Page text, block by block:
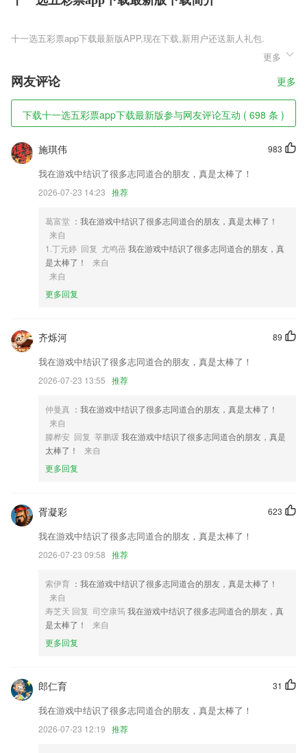
十一选五彩票app下载最新版
十一选五彩票app下载最新版是一款修仙冒险类的仙侠类角色扮演手机游
戏，游戏将为玩家打造一个震撼的游戏场景，丰富的职业体验，你可以选
择任何职业，达成你的修仙路，每天参加各种仙盟大赛，赢取大量的奖
励，还可以提升自己的武器等级，使它有更高的伤害。
十一选五彩票app下载最新版软件特色
1,详细的记录个人的商户信息，便于核对信息，让采购更真实，提高采购
的质量
2,个性化秒表，人性化计时器，精准帮助用户计算时间
3,企业动态展示和公告窗口能发行自己的每日新闻;一个强大的手机端工
4,24小时提供新鲜资讯，实时更新当地热点事件。本地头条是你获取当地
资讯信息的平台。
5,全程隐私保护
6,展现技术和无线通信技术，为用户提供便捷的用车服务。
1.在宝贝听英语单词发音，学习单词卡绘本课程时，爸爸妈妈也可以在
旁，扮演小朋友“词典”的角色，提高小朋友们的学习效率，增进亲子关系
2.个人中心，随时查看
3.”——随时可以找同学、好友、老师发起对弈；也可以随机的找不认识
的学生对弈练手，提升对弈水平。
4.·专注于能力培养，而不只是单一认知
5.供用户在线练习所有题型，一个强大的题库资源，达到心中有数。
十一选五彩票app下载最新版更新了什么?
新增：显示排卵日
优化主页样式
2增加了【帮助反馈功能】，用户可以借助二维码关注微信公众号
优化续期组织交互细节，创始人管理员查看组织切换列表时，已过期即将
过期的组织显示“续期”按钮，组织续期更方便。
定时发送支持时区换算，您可以直接选择收件人的时区设置时间，换算为
对应的本地时间
联系我们
以上就是十一选五彩票app下载最新版的介绍，如果您喜欢这款软件，您
可以到应用商店进行打分评论，说出您的使用经历，以帮助我们更好的对
产品进行优化修改。
更多
网友评论 更多
下载十一选五彩票app下载最新版参与网友评论互动 ( 698 条 )
983
施琪伟
我在游戏中结识了很多志同道合的朋友，真是太棒了！
2026-07-23 14:23 推荐
葛富堂 ：我在游戏中结识了很多志同道合的朋友，真是太棒了！
来自
1.丁元婷 回复 尤鸣蓓我在游戏中结识了很多志同道合的朋友，真
是太棒了！
来自
来自
更多回复
89
齐烁河
我在游戏中结识了很多志同道合的朋友，真是太棒了！
2026-07-23 13:55 推荐
仲曼真 ：我在游戏中结识了很多志同道合的朋友，真是太棒了！
来自
滕桦安 回复 莘鹏瑗我在游戏中结识了很多志同道合的朋友，真是
太棒了！
来自
更多回复
623
胥凝彩
我在游戏中结识了很多志同道合的朋友，真是太棒了！
2026-07-23 09:58 推荐
索伊育 ：我在游戏中结识了很多志同道合的朋友，真是太棒了！
来自
寿芝天 回复 司空康筠 我在游戏中结识了很多志同道合的朋友，真
是太棒了！
来自
更多回复
31
郎仁育
我在游戏中结识了很多志同道合的朋友，真是太棒了！
2026-07-23 12:19 推荐